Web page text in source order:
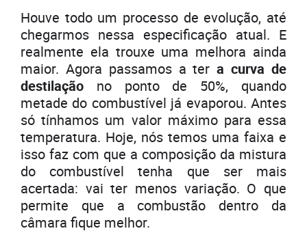
Houve todo um processo de evolução, até
chegarmos nessa especificação atual. E
realmente ela trouxe uma melhora ainda
maior. Agora passamos a tera curva de
destilação no ponto de 50%, quando
metade do combustível já evaporou. Antes
só tínhamos um valor máximo para essa
temperatura. Hoje, nós temos uma faixa e
isso faz com que a composição da mistura
do combustível tenha que ser mais
acertada: vai ter menos variação. O que
permite que a combustão dentro da
câmara fique melhor.